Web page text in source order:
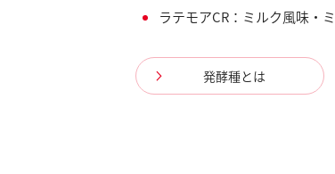
ラテモアCR：ミルク風味・
発酵種とは